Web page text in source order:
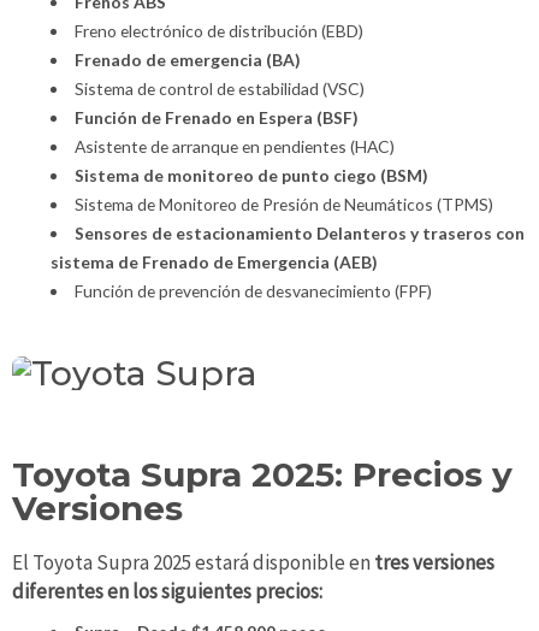
Freno electrónico de distribución (EBD)
Frenado de emergencia (BA)
Sistema de control de estabilidad (VSC)
Función de Frenado en Espera (BSF)
Asistente de arranque en pendientes (HAC)
Sistema de monitoreo de punto ciego (BSM)
Sistema de Monitoreo de Presión de Neumáticos (TPMS)
Sensores de estacionamiento Delanteros y traseros con
sistema de Frenado de Emergencia (AEB)
Función de prevención de desvanecimiento (FPF)
Toyota Supra 2025: Precios y
Versiones
El Toyota Supra 2025 estará disponible en tres versiones
diferentes en los siguientes precios: